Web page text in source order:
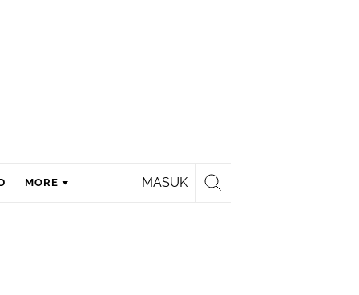
MASUK
MORE